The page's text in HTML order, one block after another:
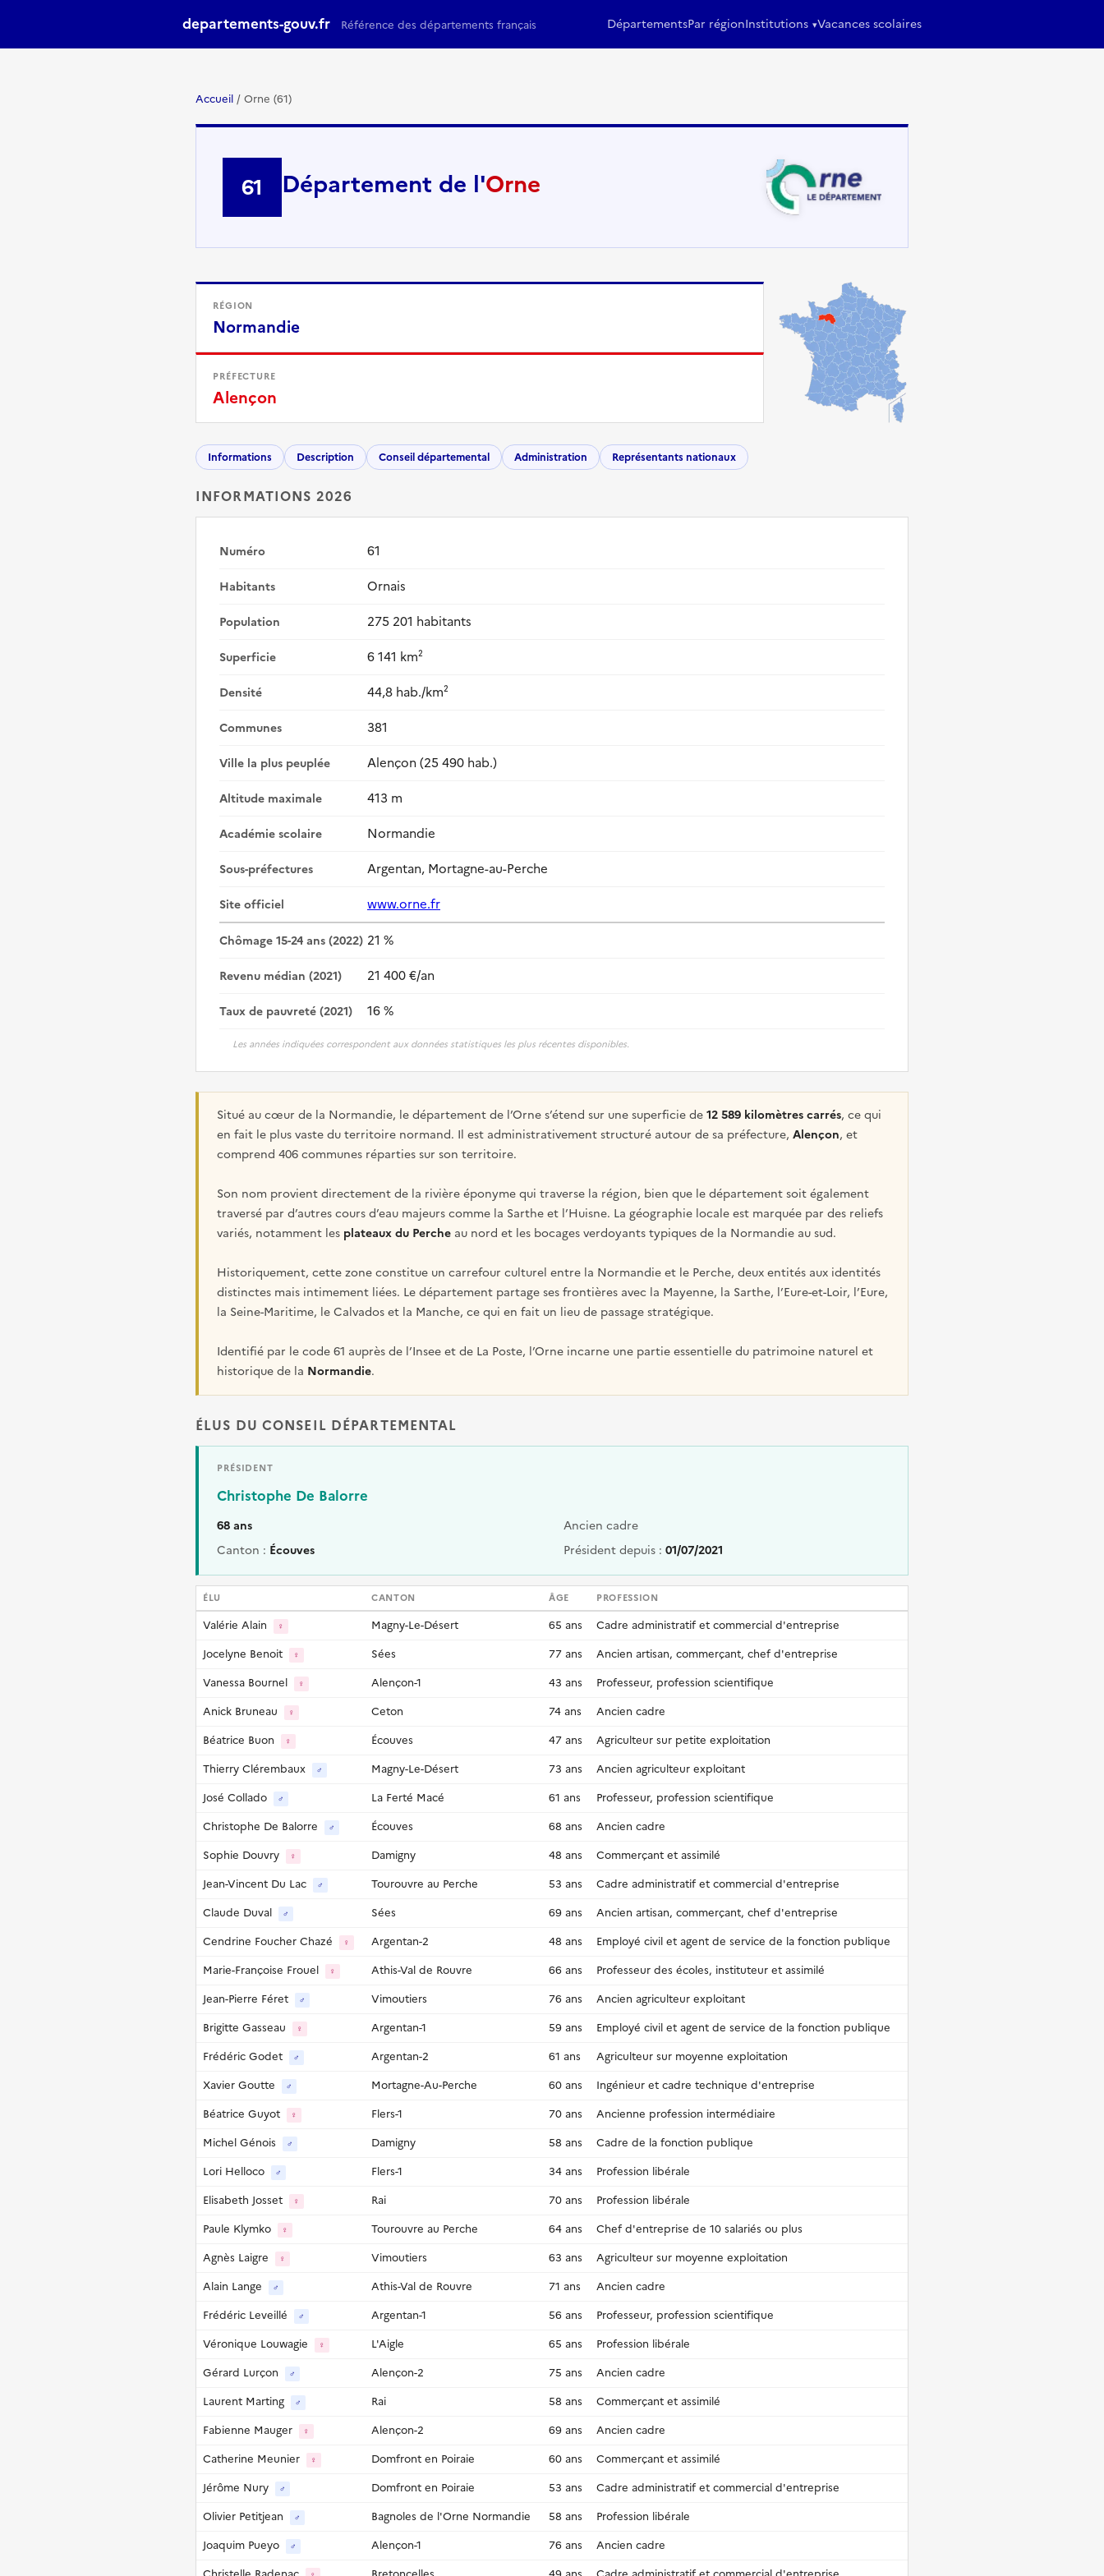
departements-gouv.fr Référence des départements français DépartementsPar régionInstitutions Vacances scolaires
Accueil / Orne (61)
61 Département de l'Orne
RÉGION
Normandie
PRÉFECTURE
Alençon
Informations Description Conseil départemental Administration Représentants nationaux
INFORMATIONS 2026
Numéro 61
Habitants Ornais
Population 275 201 habitants
Superficie 6 141 km²
Densité 44,8 hab./km²
Communes 381
Ville la plus peuplée Alençon (25 490 hab.)
Altitude maximale 413 m
Académie scolaire Normandie
Sous-préfectures Argentan, Mortagne-au-Perche
Site officiel www.orne.fr
Chômage 15-24 ans (2022) 21 %
Revenu médian (2021) 21 400 €/an
Taux de pauvreté (2021) 16 %
Les années indiquées correspondent aux données statistiques les plus récentes disponibles.
Situé au cœur de la Normandie, le département de l’Orne s’étend sur une superficie de12 589 kilomètres carrés, ce qui
en fait le plus vaste du territoire normand. Il est administrativement structuré autour de sa préfecture, Alençon, et
comprend 406 communes réparties sur son territoire.
Son nom provient directement de la rivière éponyme qui traverse la région, bien que le département soit également
traversé par d’autres cours d’eau majeurs comme la Sarthe et l’Huisne. La géographie locale est marquée par des reliefs
variés, notamment les plateaux du Perche au nord et les bocages verdoyants typiques de la Normandie au sud.
Historiquement, cette zone constitue un carrefour culturel entre la Normandie et le Perche, deux entités aux identités
distinctes mais intimement liées. Le département partage ses frontières avec la Mayenne, la Sarthe, l’Eure-et-Loir, l’Eure,
la Seine-Maritime, le Calvados et la Manche, ce qui en fait un lieu de passage stratégique.
Identifié par le code 61 auprès de l’Insee et de La Poste, l’Orne incarne une partie essentielle du patrimoine naturel et
historique de la Normandie.
ÉLUS DU CONSEIL DÉPARTEMENTAL
PRÉSIDENT
Christophe De Balorre
68 ans
Ancien cadre
Canton : Écouves Président depuis : 01/07/2021
ÉLU CANTON ÂGE PROFESSION
Valérie Alain ♀ Magny-Le-Désert 65 ans
Cadre administratif et commercial d'entreprise
Jocelyne Benoit
♀ Sées 77 ans
Ancien artisan, commerçant, chef d'entreprise
Vanessa Bournel
♀ Alençon-1 43 ans
Professeur, profession scientifique
Anick Bruneau
♀ Ceton 74 ans
Ancien cadre
Béatrice Buon
♀ Écouves 47 ans
Agriculteur sur petite exploitation
Thierry Clérembaux
♂ Magny-Le-Désert 73 ans
Ancien agriculteur exploitant
José Collado
♂ La Ferté Macé 61 ans
Professeur, profession scientifique
Christophe De Balorre
♂ Écouves 68 ans
Ancien cadre
Sophie Douvry
♀ Damigny 48 ans
Commerçant et assimilé
Jean-Vincent Du Lac
♂ Tourouvre au Perche 53 ans
Cadre administratif et commercial d'entreprise
Claude Duval
♂ Sées 69 ans
Ancien artisan, commerçant, chef d'entreprise
Cendrine Foucher Chazé
♀ Argentan-2 48 ans
Employé civil et agent de service de la fonction publique
Marie-Françoise Frouel
♀ Athis-Val de Rouvre 66 ans
Professeur des écoles, instituteur et assimilé
Jean-Pierre Féret
♂ Vimoutiers 76 ans
Ancien agriculteur exploitant
Brigitte Gasseau
♀ Argentan-1 59 ans
Employé civil et agent de service de la fonction publique
Frédéric Godet
♂ Argentan-2 61 ans
Agriculteur sur moyenne exploitation
Xavier Goutte
♂ Mortagne-Au-Perche 60 ans
Ingénieur et cadre technique d'entreprise
Béatrice Guyot
♀ Flers-1 70 ans
Ancienne profession intermédiaire
Michel Génois
♂ Damigny 58 ans
Cadre de la fonction publique
Lori Helloco
♂ Flers-1 34 ans
Profession libérale
Elisabeth Josset
♀ Rai 70 ans
Profession libérale
Paule Klymko
♀ Tourouvre au Perche 64 ans
Chef d'entreprise de 10 salariés ou plus
Agnès Laigre
♀ Vimoutiers 63 ans
Agriculteur sur moyenne exploitation
Alain Lange
♂ Athis-Val de Rouvre 71 ans
Ancien cadre
Frédéric Leveillé
♂ Argentan-1 56 ans
Professeur, profession scientifique
Véronique Louwagie
♀ L'Aigle 65 ans
Profession libérale
Gérard Lurçon
♂ Alençon-2 75 ans
Ancien cadre
Laurent Marting
♂ Rai 58 ans
Commerçant et assimilé
Fabienne Mauger
♀ Alençon-2 69 ans
Ancien cadre
Catherine Meunier
♀ Domfront en Poiraie 60 ans
Commerçant et assimilé
Jérôme Nury
♂ Domfront en Poiraie 53 ans
Cadre administratif et commercial d'entreprise
Olivier Petitjean
♂ Bagnoles de l'Orne Normandie 58 ans
Profession libérale
Joaquim Pueyo
♂ Alençon-1 76 ans
Ancien cadre